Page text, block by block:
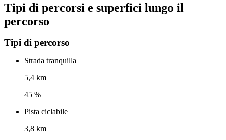
Tipi di percorsi e superfici lungo il
percorso
Tipi di percorso
Strada tranquilla
5,4 km
45 %
Pista ciclabile
3,8 km